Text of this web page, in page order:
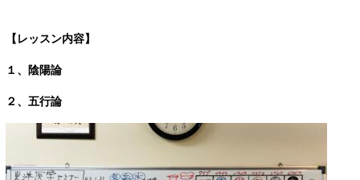
【レッスン内容】
１、陰陽論
２、五行論